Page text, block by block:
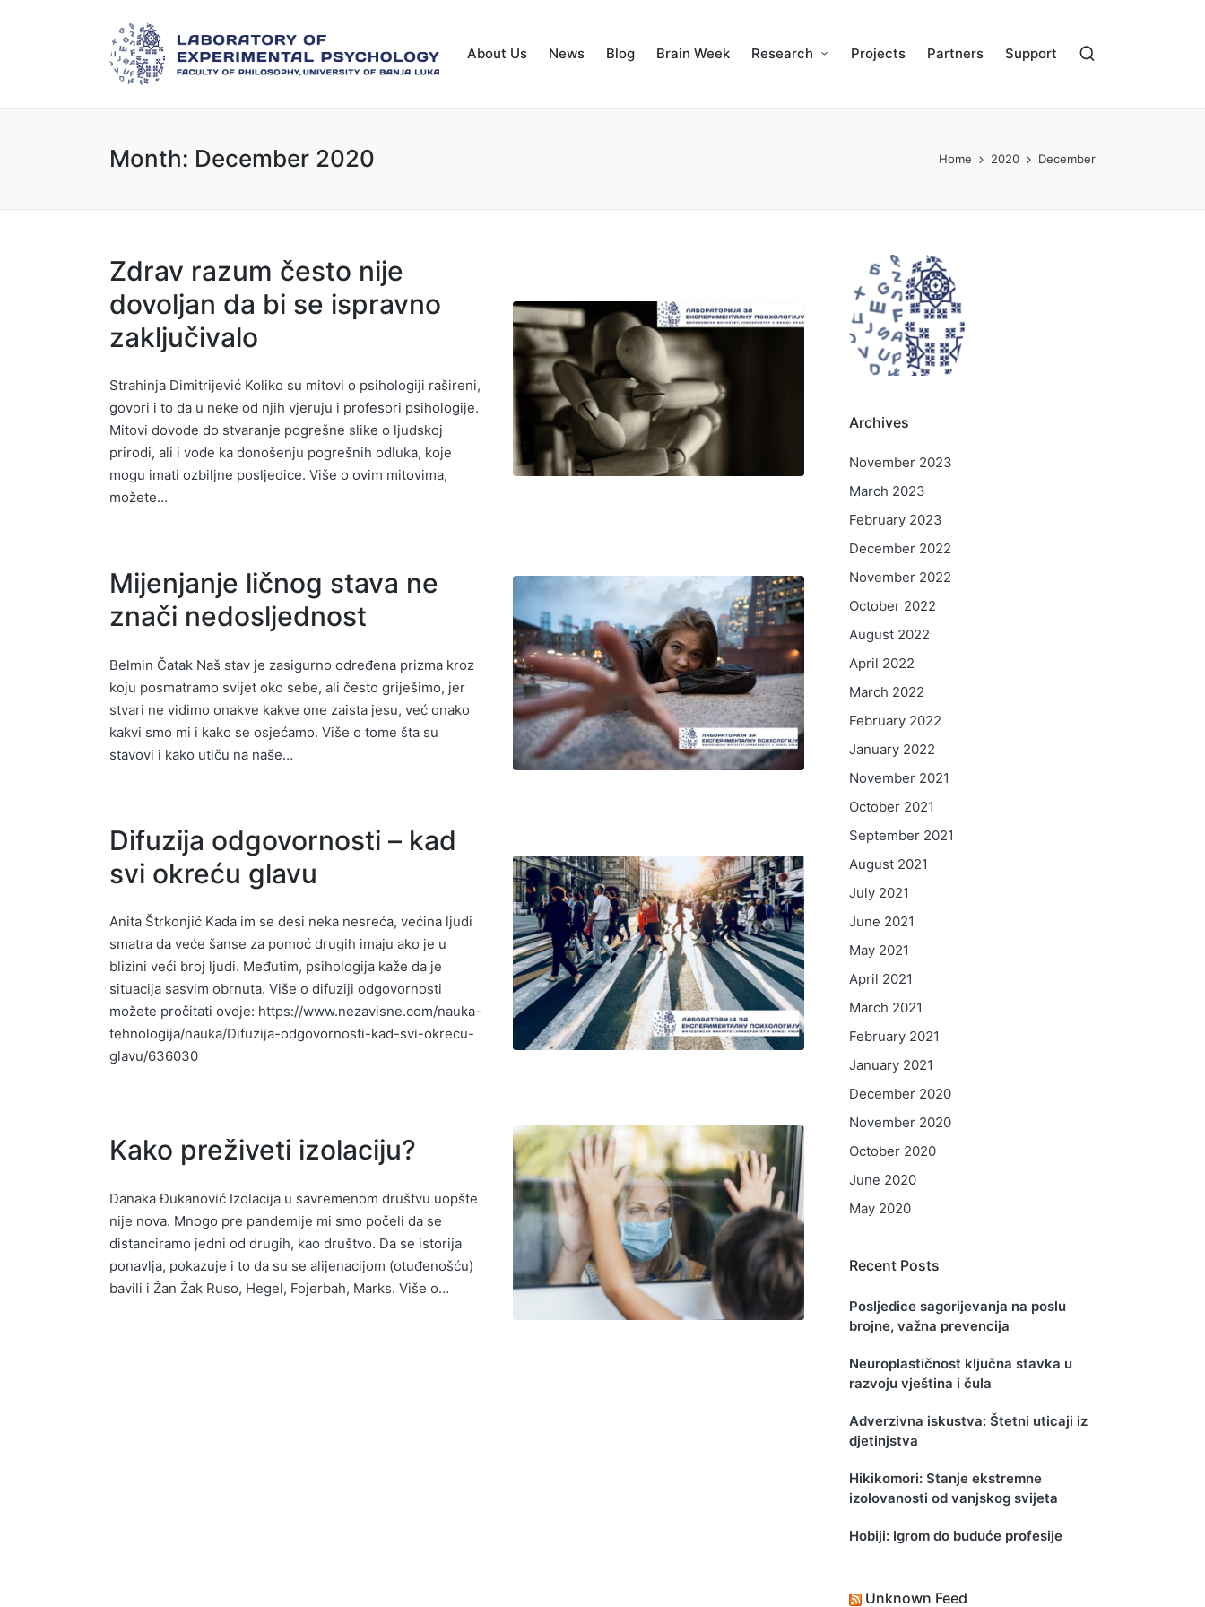
About Us News Blog Brain Week Research Projects Partners Support
Month: December 2020 Home 2020 December
Zdrav razum često nije
dovoljan da bi se ispravno
zaključivalo
Strahinja Dimitrijević Koliko su mitovi o psihologiji rašireni,
govori i to da u neke od njih vjeruju i profesori psihologije.
Mitovi dovode do stvaranje pogrešne slike o ljudskoj
prirodi, ali i vode ka donošenju pogrešnih odluka, koje
mogu imati ozbiljne posljedice. Više o ovim mitovima,
možete…
Mijenjanje ličnog stava ne
znači nedosljednost
Belmin Čatak Naš stav je zasigurno određena prizma kroz
koju posmatramo svijet oko sebe, ali često griješimo, jer
stvari ne vidimo onakve kakve one zaista jesu, već onako
kakvi smo mi i kako se osjećamo. Više o tome šta su
stavovi i kako utiču na naše…
Difuzija odgovornosti – kad
svi okreću glavu
Anita Štrkonjić Kada im se desi neka nesreća, većina ljudi
smatra da veće šanse za pomoć drugih imaju ako je u
blizini veći broj ljudi. Međutim, psihologija kaže da je
situacija sasvim obrnuta. Više o difuziji odgovornosti
možete pročitati ovdje: https://www.nezavisne.com/nauka-
tehnologija/nauka/Difuzija-odgovornosti-kad-svi-okrecu-
glavu/636030
Kako preživeti izolaciju?
Danaka Đukanović Izolacija u savremenom društvu uopšte
nije nova. Mnogo pre pandemije mi smo počeli da se
distanciramo jedni od drugih, kao društvo. Da se istorija
ponavlja, pokazuje i to da su se alijenacijom (otuđenošću)
bavili i Žan Žak Ruso, Hegel, Fojerbah, Marks. Više o…
Archives
November 2023
March 2023
February 2023
December 2022
November 2022
October 2022
August 2022
April 2022
March 2022
February 2022
January 2022
November 2021
October 2021
September 2021
August 2021
July 2021
June 2021
May 2021
April 2021
March 2021
February 2021
January 2021
December 2020
November 2020
October 2020
June 2020
May 2020
Recent Posts
Posljedice sagorijevanja na poslu
brojne, važna prevencija
Neuroplastičnost ključna stavka u
razvoju vještina i čula
Adverzivna iskustva: Štetni uticaji iz
djetinjstva
Hikikomori: Stanje ekstremne
izolovanosti od vanjskog svijeta
Hobiji: Igrom do buduće profesije
Unknown Feed